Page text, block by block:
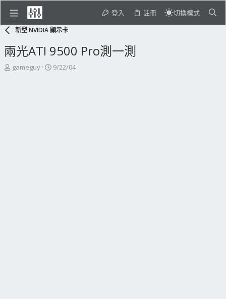
登入 註冊 切換模式
新型 NVIDIA 顯示卡
兩光ATI 9500 Pro測一測
主
gameguy
開
9/22/04